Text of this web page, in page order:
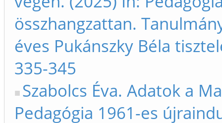
összhangzattan.
éves Pukánszky Béla
335-345
Szabolcs Éva. Adatok a
Pedagógia 1961-es